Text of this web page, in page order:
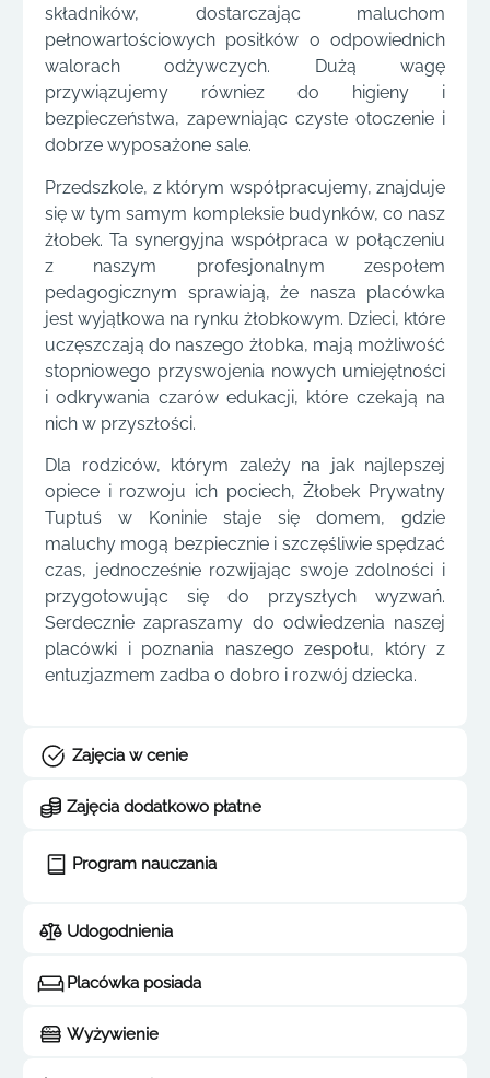
składników, dostarczając maluchom
pełnowartościowych posiłków o odpowiednich
walorach odżywczych. Dużą wagę
przywiązujemy równiez do higieny i
bezpieczeństwa, zapewniając czyste otoczenie i
dobrze wyposażone sale.
Przedszkole, z którym współpracujemy, znajduje
się w tym samym kompleksie budynków, co nasz
żłobek. Ta synergyjna współpraca w połączeniu
z naszym profesjonalnym zespołem
pedagogicznym sprawiają, że nasza placówka
jest wyjątkowa na rynku żłobkowym. Dzieci, które
uczęszczają do naszego żłobka, mają możliwość
stopniowego przyswojenia nowych umiejętności
i odkrywania czarów edukacji, które czekają na
nich w przyszłości.
Dla rodziców, którym zależy na jak najlepszej
opiece i rozwoju ich pociech, Żłobek Prywatny
Tuptuś w Koninie staje się domem, gdzie
maluchy mogą bezpiecznie i szczęśliwie spędzać
czas, jednocześnie rozwijając swoje zdolności i
przygotowując się do przyszłych wyzwań.
Serdecznie zapraszamy do odwiedzenia naszej
placówki i poznania naszego zespołu, który z
entuzjazmem zadba o dobro i rozwój dziecka.
Zajęcia w cenie
Zajęcia dodatkowo płatne
Program nauczania
Udogodnienia
Placówka posiada
Wyżywienie